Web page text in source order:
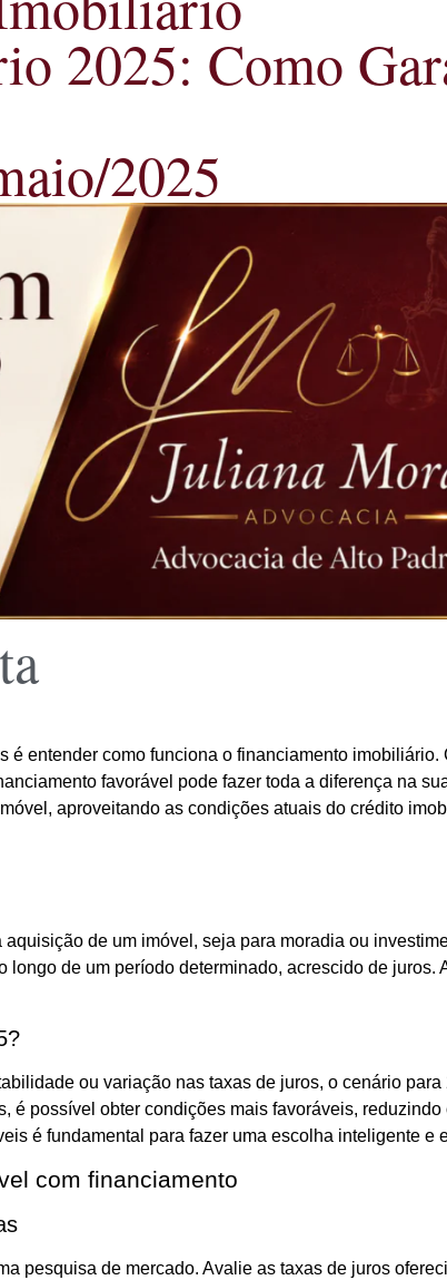
2025: Como
2025
entender como funciona o financiamento
favorável pode fazer toda a diferença na
aproveitando as condições atuais do crédito
de um imóvel, seja para moradia ou
de um período determinado, acrescido de
ou variação nas taxas de juros, o cenário
é possível obter condições mais favoráveis,
é fundamental para fazer uma escolha inteligente e
com financiamento
pesquisa de mercado. Avalie as taxas de juros